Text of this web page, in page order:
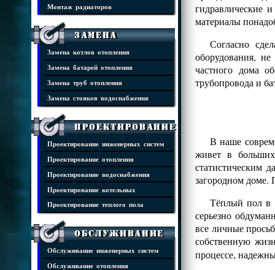
Монтаж радиаторов
Замена
Замена котлов отопления
Замена батарей отопления
Замена труб отопления
Замена стояков водоснабжения
Проектирование
Проектирование инженерных систем
Проектирование отопления
Проектирование водоснабжения
Проектирование котельных
Проектирование теплого пола
Обслуживание
Обслуживание инженерных систем
Обслуживание отопления
гидравлические
материалы
Согласно
оборудования,
частного дома
трубопровода и
В наше
живет в
статистическим
загородном доме.
Тёплый пол в
серьезно
все личные
собственную
процессе,